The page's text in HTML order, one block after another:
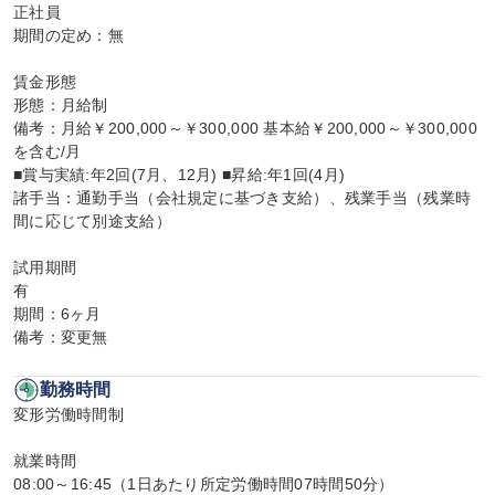
正社員
期間の定め：無
賃金形態
形態：月給制
備考：月給￥200,000～￥300,000 基本給￥200,000～￥300,000
を含む/月
■賞与実績:年2回(7月、12月) ■昇給:年1回(4月)
諸手当：通勤手当（会社規定に基づき支給）、残業手当（残業時
間に応じて別途支給）
試用期間
有
期間：6ヶ月
備考：変更無
勤務時間
変形労働時間制
就業時間
08:00～16:45（1日あたり所定労働時間07時間50分）